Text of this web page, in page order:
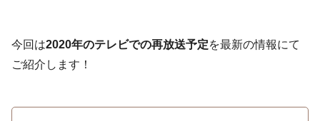
今回は2020年のテレビでの再放送予定を最新の情報にて
ご紹介します！